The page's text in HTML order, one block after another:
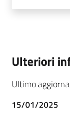
Ulteriori
Ultimo
15/01/2025